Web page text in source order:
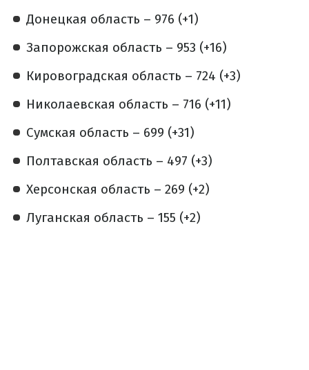
Донецкая область – 976 (+1)
Запорожская область – 953 (+16)
Кировоградская область – 724 (+3)
Николаевская область – 716 (+11)
Сумская область – 699 (+31)
Полтавская область – 497 (+3)
Херсонская область – 269 (+2)
Луганская область – 155 (+2)